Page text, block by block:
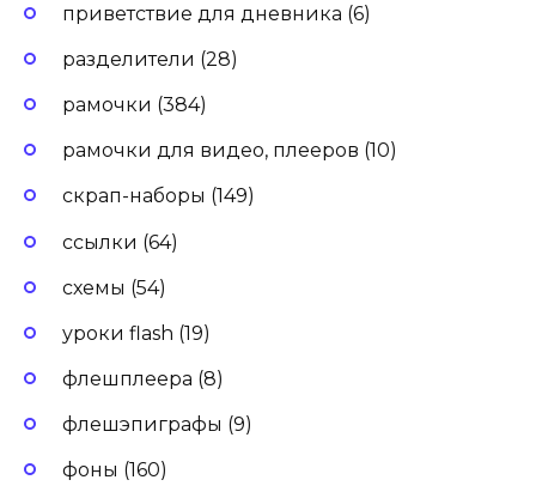
приветствие для дневника (6)
разделители (28)
рамочки (384)
рамочки для видео, плееров (10)
скрап-наборы (149)
ссылки (64)
схемы (54)
уроки flash (19)
флешплеера (8)
флешэпиграфы (9)
фоны (160)